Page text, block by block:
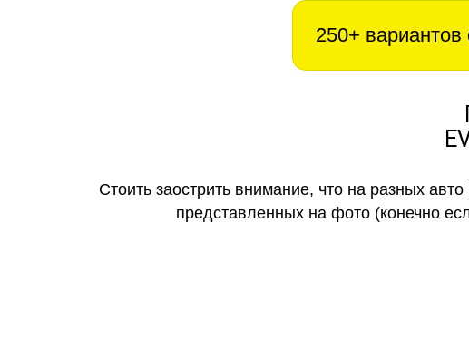
250+
Стоить заострить внимание, что на разных
представленных на фото (конечно